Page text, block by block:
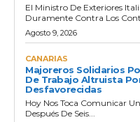
El Ministro De Exteriores
Duramente Contra Los
Agosto 9, 2026
CANARIAS
Majoreros Solidarios
De Trabajo Altruista
Desfavorecidas
Hoy Nos Toca Comunicar
Después De Seis...